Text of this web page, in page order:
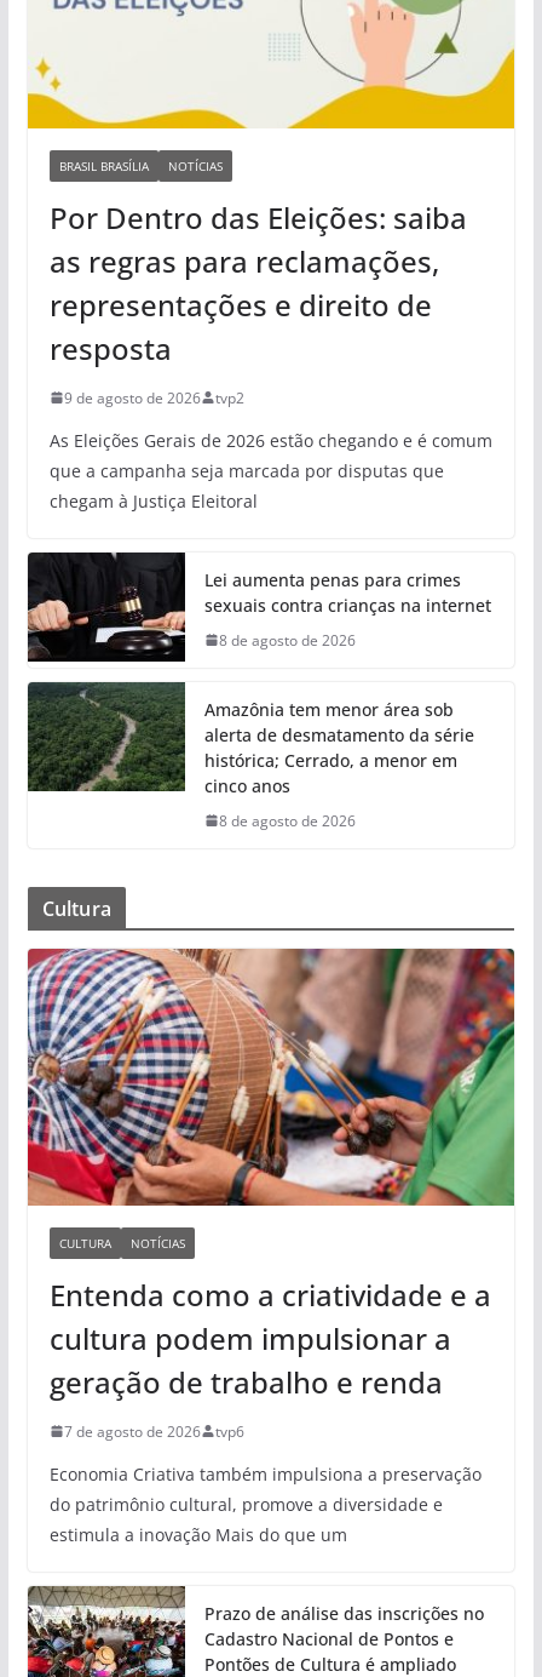
BRASIL BRASÍLIA NOTÍCIAS
Por Dentro das Eleições: saiba
as regras para reclamações,
representações e direito de
resposta
9 de agosto de 2026 tvp2
As Eleições Gerais de 2026 estão chegando e é comum
que a campanha seja marcada por disputas que
chegam à Justiça Eleitoral
Lei aumenta penas para crimes
sexuais contra crianças na internet
8 de agosto de 2026
Amazônia tem menor área sob
alerta de desmatamento da série
histórica; Cerrado, a menor em
cinco anos
8 de agosto de 2026
Cultura
CULTURA NOTÍCIAS
Entenda como a criatividade e a
cultura podem impulsionar a
geração de trabalho e renda
7 de agosto de 2026 tvp6
Economia Criativa também impulsiona a preservação
do patrimônio cultural, promove a diversidade e
estimula a inovação Mais do que um
Prazo de análise das inscrições no
Cadastro Nacional de Pontos e
Pontões de Cultura é ampliado